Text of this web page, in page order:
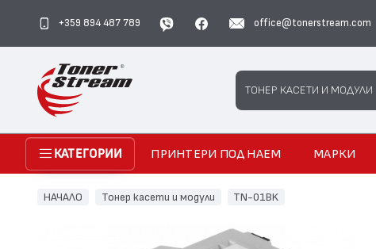
+359 894 487 789 office@tonerstream.com
Search
ТОНЕР КАСЕТИ И МОДУЛИ
КАТЕГОРИИ ПРИНТЕРИ ПОД НАЕМ МАРКИ
НАЧАЛО Тонер касети и модули TN-01BK